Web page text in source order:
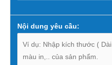
Nội dung yêu cầu: